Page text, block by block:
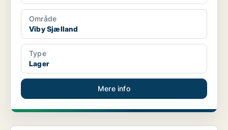
Område
Viby Sjælland
Type
Lager
Mere info